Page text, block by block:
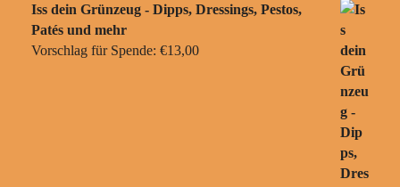
Iss dein Grünzeug - Dipps, Dressings, Pestos,
Patés und mehr
Vorschlag für Spende: €13,00